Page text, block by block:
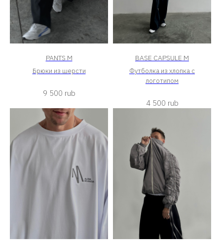
PANTS M
Брюки из шерсти
9 500 rub
BASE CAPSULE M
Футболка из хлопка с
логотипом
4 500 rub